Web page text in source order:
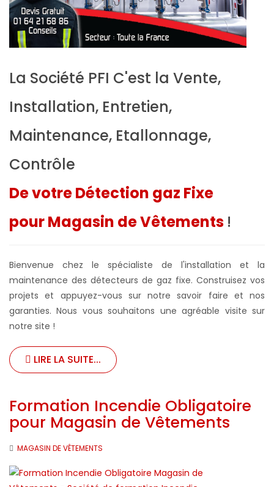
La Société PFI C'est la Vente,
Installation, Entretien,
Maintenance, Etallonnage,
Contrôle
De votre Détection gaz Fixe
pour Magasin de Vêtements !
Bienvenue chez le spécialiste de l'installation et la
maintenance des détecteurs de gaz fixe. Construisez vos
projets et appuyez-vous sur notre savoir faire et nos
garanties. Nous vous souhaitons une agréable visite sur
notre site !
LIRE LA SUITE...
Formation Incendie Obligatoire
pour Magasin de Vêtements
MAGASIN DE VÊTEMENTS